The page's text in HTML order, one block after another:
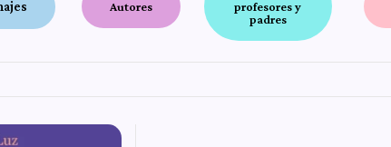
Autores
profesores y
padres